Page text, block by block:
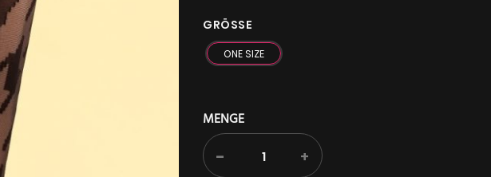
GRÖSSE
ONE SIZE
MENGE
- +